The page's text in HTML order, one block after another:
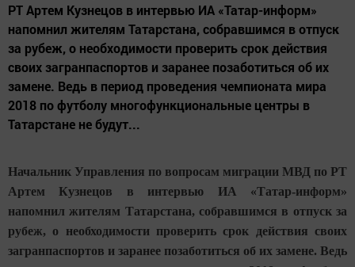
РТ Артем Кузнецов в интервью ИА «Татар-информ»
напомнил жителям Татарстана, собравшимся в отпуск
за рубеж, о необходимости проверить срок действия
своих загранпаспортов и заранее позаботиться об их
замене. Ведь в период проведения чемпионата мира
2018 по футболу многофункциональные центры в
Татарстане не будут...
Начальник Управления по вопросам миграции МВД по РТ
Артем Кузнецов в интервью ИА «Татар-информ»
напомнил жителям Татарстана, собравшимся в отпуск за
рубеж, о необходимости проверить срок действия своих
загранпаспортов и заранее позаботиться об их замене. Ведь